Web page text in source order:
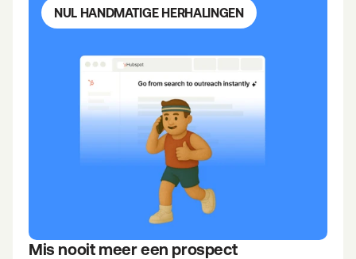
NUL HANDMATIGE HERHALINGEN
Mis nooit meer een prospect